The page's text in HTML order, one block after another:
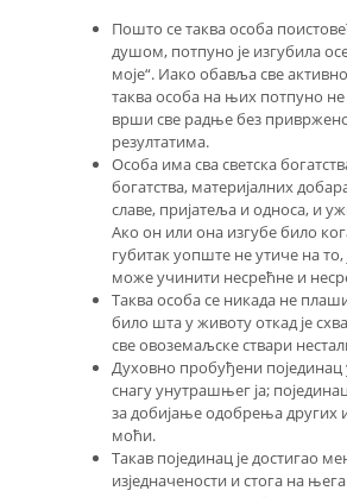
Пошто се таква особа
душом, потпуно је изгубила
моје“. Иако обавља све
таква особа на њих потпуно
врши све радње без
резултатима.
Особа има сва светска
богатства, материјалних
славе, пријатеља и односа, и
Ако он или она изгубе било
губитак уопште не утиче на то,
може учинити несрећне и
Таква особа се никада не
било шта у животу откад је
све овоземаљске ствари
Духовно пробуђени појединац
снагу унутрашњег ја;
за добијање одобрења других
моћи.
Такав појединац је достигао
изједначености и стога на